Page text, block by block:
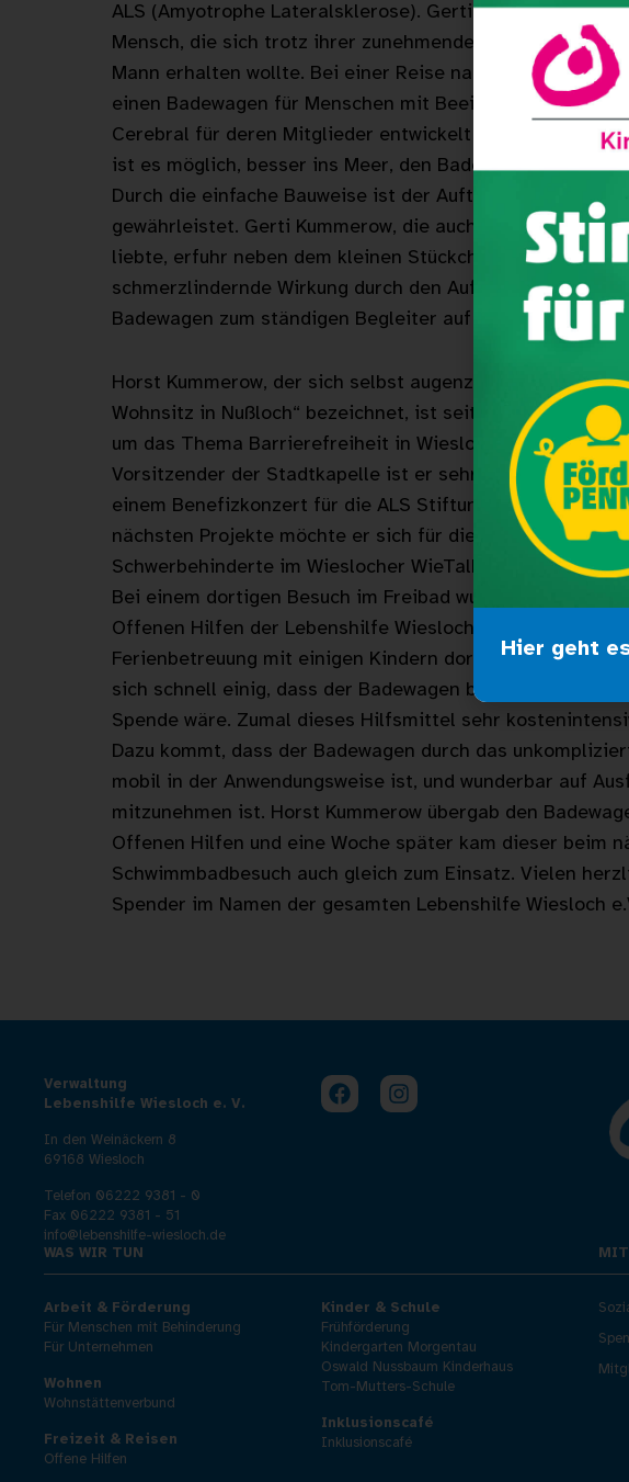
ALS (Amyotrophe Lateralsklerose). Gerti Kummerow
Mensch, die sich trotz ihrer zunehmenden Einschränkung
Mann erhalten wollte. Bei einer Reise nach Ägypten
einen Badewagen für Menschen mit Beeinträchtigung,
Cerebral für deren Mitglieder entwickelt hatte. Mit
ist es möglich, besser ins Meer, den Badesee oder das
Durch die einfache Bauweise ist der Auftrieb für den
gewährleistet. Gerti Kummerow, die auch vor ihrer
liebte, erfuhr neben dem kleinen Stückchen
schmerzlindernde Wirkung durch den Aufenthalt im
Badewagen zum ständigen Begleiter auf den Reisen des
Horst Kummerow, der sich selbst augenzwinkernd als
Wohnsitz in Nußloch“ bezeichnet, ist seit etlichen Jahren
um das Thema Barrierefreiheit in Wiesloch
Vorsitzender der Stadtkapelle ist er sehr bekannt und
einem Benefizkonzert für die ALS Stiftung eine große
nächsten Projekte möchte er sich für die Finanzierung
Schwerbehinderte im Wieslocher WieTalBad einsetzen.
Bei einem dortigen Besuch im Freibad wurde er im
Offenen Hilfen der Lebenshilfe Wiesloch aufmerksam, die
Ferienbetreuung mit einigen Kindern dort war. Man kam
sich schnell einig, dass der Badewagen bei den Offenen
Spende wäre. Zumal dieses Hilfsmittel sehr
Dazu kommt, dass der Badewagen durch das
mobil in der Anwendungsweise ist, und wunderbar auf
mitzunehmen ist. Horst Kummerow übergab den
Offenen Hilfen und eine Woche später kam dieser beim
Schwimmbadbesuch auch gleich zum Einsatz. Vielen
Spender im Namen der gesamten Lebenshilfe Wiesloch
Verwaltung
Lebenshilfe Wiesloch e. V.
In den Weinäckern 8
69168 Wiesloch
Telefon 06222 9381 - 0
Fax 06222 9381 - 51
info@lebenshilfe-wiesloch.de
WAS WIR TUN
Arbeit & Förderung
Für Menschen mit Behinderung
Für Unternehmen
Wohnen
Wohnstättenverbund
Freizeit & Reisen
Offene Hilfen
Kinder & Schule
Frühförderung
Kindergarten Morgentau
Oswald Nussbaum Kinderhaus
Tom-Mutters-Schule
Inklusionscafé
Inklusionscafé
Hier geht